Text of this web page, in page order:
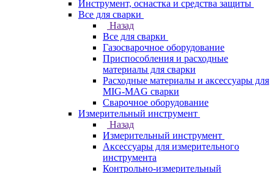
Инструмент, оснастка и средства защиты
Все для сварки
Назад
Все для сварки
Газосварочное оборудование
Приспособления и расходные
материалы для сварки
Расходные материалы и аксессуары для
MIG-MAG сварки
Сварочное оборудование
Измерительный инструмент
Назад
Измерительный инструмент
Аксессуары для измерительного
инструмента
Контрольно-измерительный